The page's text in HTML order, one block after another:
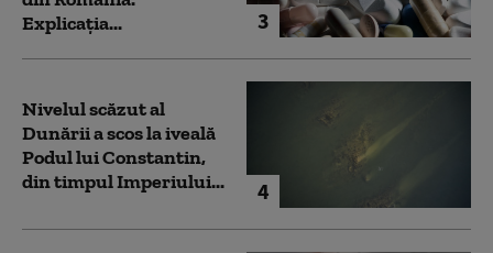
3
Explicația...
4
Nivelul scăzut al
Dunării a scos la iveală
Podul lui Constantin,
din timpul Imperiului...